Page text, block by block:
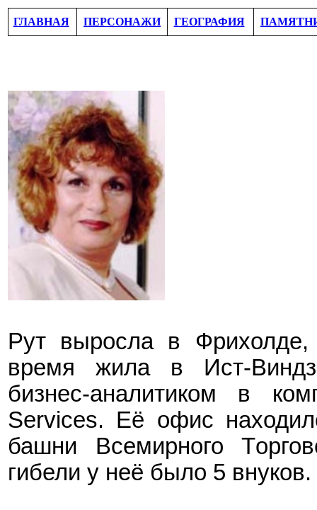
ГЛАВНАЯ ПЕРСОНАЖИ ГЕОГРАФИЯ
Рут выросла в
время жила в Ист-
бизнес-аналитиком в
Services. Её офис
башни ВсемирногоТ
гибели у неё было 5 внуков.